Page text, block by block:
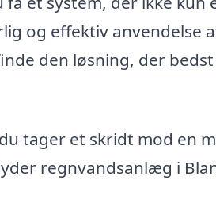
og effektiv anvendelse
den løsning, der bedst
tager et skridt mod en
regnvandsanlæg i